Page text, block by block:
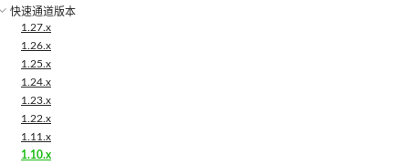
快速通道版本
1.27.x
1.26.x
1.25.x
1.24.x
1.23.x
1.22.x
1.11.x
1.10.x